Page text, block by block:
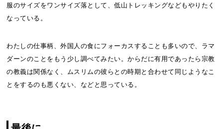
服のサイズをワンサイズ落として、低山トレッキングなどもやりたく
なっている。
わたしの仕事柄、外国人の食にフォーカスすることも多いので、ラマ
ダーンのことをもう少し調べてみたい。からだに有用であったら宗教
の教義は関係なく、ムスリムの彼らとの時期と合わせて同じようなこ
とをするのも悪くない、などと思っている。